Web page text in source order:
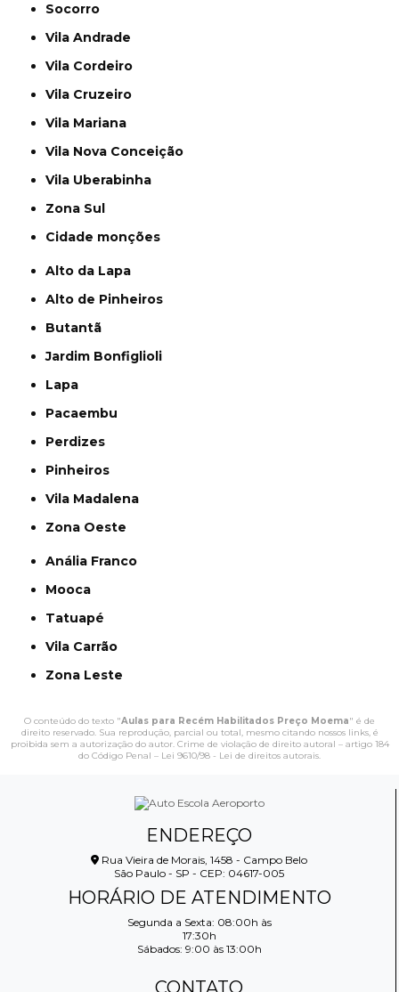
Socorro
Vila Andrade
Vila Cordeiro
Vila Cruzeiro
Vila Mariana
Vila Nova Conceição
Vila Uberabinha
Zona Sul
cidade monções
Alto da Lapa
Alto de Pinheiros
Butantã
Jardim Bonfiglioli
Lapa
Pacaembu
Perdizes
Pinheiros
Vila Madalena
Zona Oeste
Anália Franco
Mooca
Tatuapé
Vila Carrão
Zona Leste
O conteúdo do texto "Aulas para Recém Habilitados Preço Moema" é de
direito reservado. Sua reprodução, parcial ou total, mesmo citando nossos links, é
proibida sem a autorização do autor. Crime de violação de direito autoral – artigo 184
do Código Penal – Lei 9610/98 - Lei de direitos autorais.
ENDEREÇO
Rua Vieira de Morais, 1458 - Campo Belo
São Paulo - SP - CEP: 04617-005
HORÁRIO DE ATENDIMENTO
Segunda a Sexta: 08:00h às
17:30h
Sábados: 9:00 às 13:00h
CONTATO